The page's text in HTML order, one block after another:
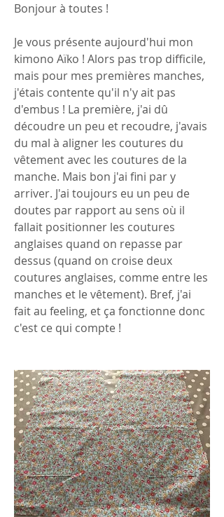
Bonjour à toutes !
Je vous présente aujourd'hui mon
kimono Aïko ! Alors pas trop difficile,
mais pour mes premières manches,
j'étais contente qu'il n'y ait pas
d'embus ! La première, j'ai dû
découdre un peu et recoudre, j'avais
du mal à aligner les coutures du
vêtement avec les coutures de la
manche. Mais bon j'ai fini par y
arriver. J'ai toujours eu un peu de
doutes par rapport au sens où il
fallait positionner les coutures
anglaises quand on repasse par
dessus (quand on croise deux
coutures anglaises, comme entre les
manches et le vêtement). Bref, j'ai
fait au feeling, et ça fonctionne donc
c'est ce qui compte !